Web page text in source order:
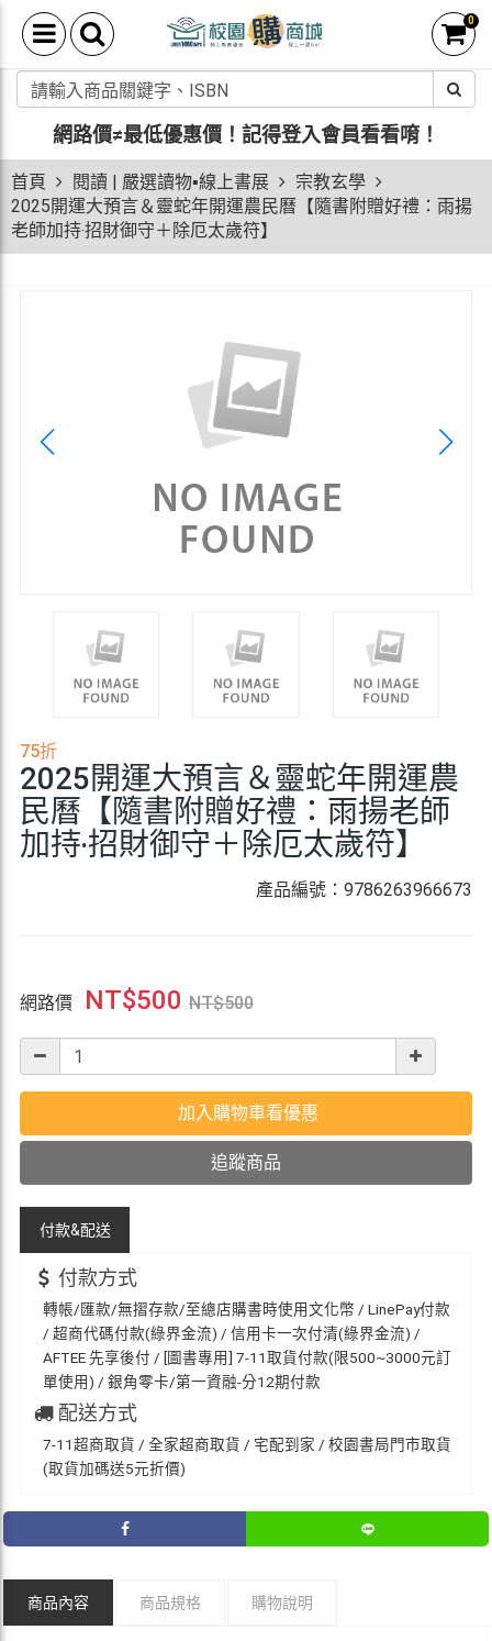
0
網路價≠最低優惠價！ 記得登入會員看看唷！
首頁 閱讀 | 嚴選讀物▪線上書展
宗教玄學
2025開運大預言＆靈蛇年開運農民曆【隨書附贈好禮：雨揚
老師加持‧招財御守＋除厄太歲符】
75折
2025開運大預言＆靈蛇年開運農
民曆【隨書附贈好禮：雨揚老師
加持‧招財御守＋除厄太歲符】
產品編號：9786263966673
網路價 NT$500 NT$500
加入購物車看優惠
追蹤商品
付款&配送
付款方式
轉帳/匯款/無摺存款/至總店購書時使用文化幣 / LinePay付款
/ 超商代碼付款(綠界金流) / 信用卡一次付清(綠界金流) /
AFTEE 先享後付 / [圖書專用] 7-11取貨付款(限500~3000元訂
單使用) / 銀角零卡/第一資融-分12期付款
配送方式
7-11超商取貨 / 全家超商取貨 / 宅配到家 / 校園書局門市取貨
(取貨加碼送5元折價)
商品內容 商品規格 購物說明